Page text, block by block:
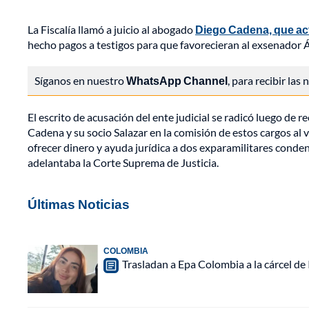
La Fiscalía llamó a juicio al abogado Diego Cadena, que
hecho pagos a testigos para que favorecieran al exsenador
Síganos en nuestroWhatsApp Channel, para recibir las
El escrito de acusación del ente judicial se radicó luego
Cadena y su socio Salazar en la comisión de estos cargos
ofrecer dinero y ayuda jurídica a dos exparamilitares
adelantaba la Corte Suprema de Justicia.
Últimas Noticias
COLOMBIA
Trasladan a Epa Colombia a la cárcel